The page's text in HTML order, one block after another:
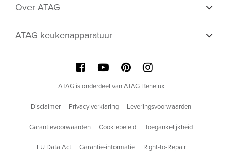
Over ATAG
ATAG keukenapparatuur
ATAG is onderdeel van ATAG Benelux
Disclaimer Privacy verklaring Leveringsvoorwaarden
Garantievoorwaarden Cookiebeleid Toegankelijkheid
EU Data Act Garantie-informatie Right-to-Repair